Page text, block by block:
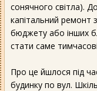
сонячного світла).
капітальний ремонт
бюджету або інших
стати саме
Про це йшлося під
будинку по вул.